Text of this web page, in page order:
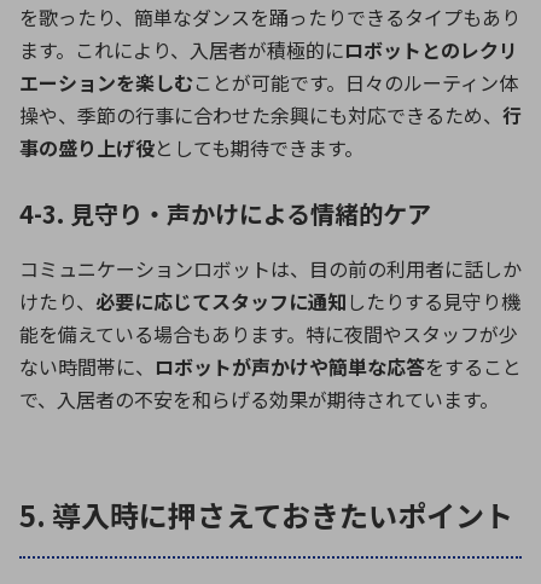
を歌ったり、簡単なダンスを踊ったりできるタイプもあり
ます。これにより、入居者が積極的にロボットとのレクリ
エーションを楽しむことが可能です。日々のルーティン体
操や、季節の行事に合わせた余興にも対応できるため、 行
事の盛り上げ役としても期待できます。
4-3. 見守り・声かけによる情緒的ケア
コミュニケーションロボットは、目の前の利用者に話しか
けたり、 必要に応じてスタッフに通知 したりする見守り機
能を備えている場合もあります。特に夜間やスタッフが少
ない時間帯に、 ロボットが声かけや簡単な応答をすること
で、入居者の不安を和らげる効果が期待されています。
5. 導入時に押さえておきたいポイント